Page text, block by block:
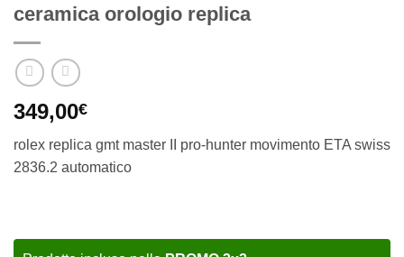
ceramica orologio replica
349,00€
rolex replica gmt master II pro-hunter movimento ETA swiss
2836.2 automatico